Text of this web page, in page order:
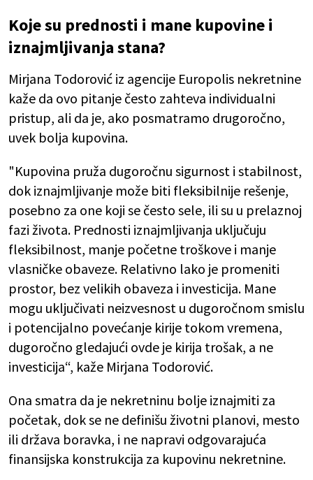
Koje su prednosti i mane kupovine i
iznajmljivanja stana?
Mirjana Todorović iz agencije Europolis nekretnine
kaže da ovo pitanje često zahteva individualni
pristup, ali da je, ako posmatramo drugoročno,
uvek bolja kupovina.
"Kupovina pruža dugoročnu sigurnost i stabilnost,
dok iznajmljivanje može biti fleksibilnije rešenje,
posebno za one koji se često sele, ili su u prelaznoj
fazi života. Prednosti iznajmljivanja uključuju
fleksibilnost, manje početne troškove i manje
vlasničke obaveze. Relativno lako je promeniti
prostor, bez velikih obaveza i investicija. Mane
mogu uključivati neizvesnost u dugoročnom smislu
i potencijalno povećanje kirije tokom vremena,
dugoročno gledajući ovde je kirija trošak, a ne
investicija“, kaže Mirjana Todorović.
Ona smatra da je nekretninu bolje iznajmiti za
početak, dok se ne definišu životni planovi, mesto
ili država boravka, i ne napravi odgovarajuća
finansijska konstrukcija za kupovinu nekretnine.